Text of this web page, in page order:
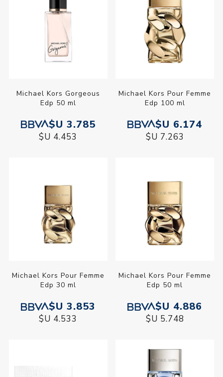
Michael Kors Gorgeous
Edp 50 ml
$U 3.785
$U 4.453
Michael Kors Pour Femme
Edp 100 ml
$U 6.174
$U 7.263
Michael Kors Pour Femme
Edp 30 ml
$U 3.853
$U 4.533
Michael Kors Pour Femme
Edp 50 ml
$U 4.886
$U 5.748